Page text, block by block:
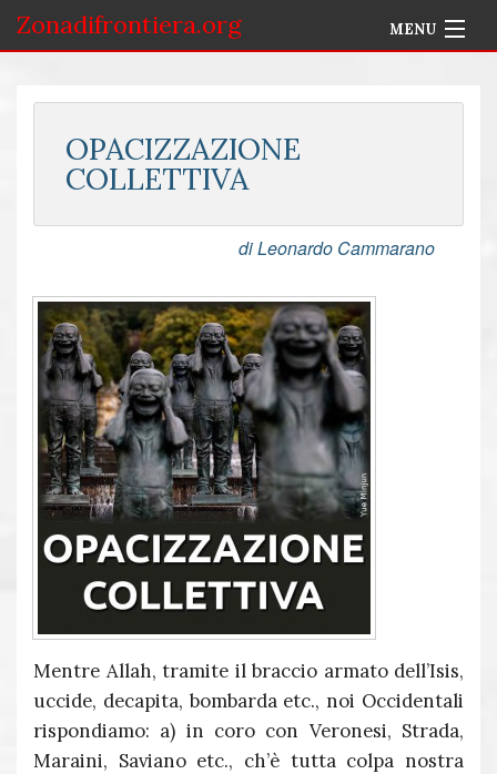
Zonadifrontiera.org MENU
Accedi
OPACIZZAZIONE
COLLETTIVA
di Leonardo Cammarano
Mentre Allah, tramite il braccio armato dell’Isis,
uccide, decapita, bombarda etc., noi Occidentali
rispondiamo: a) in coro con Veronesi, Strada,
Maraini, Saviano etc., ch’è tutta colpa nostra